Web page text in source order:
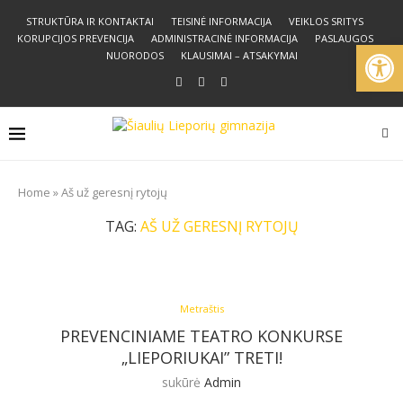
STRUKTŪRA IR KONTAKTAI TEISINĖ INFORMACIJA
VEIKLOS SRITYS
KORUPCIJOS PREVENCIJA
ADMINISTRACINĖ INFORMACIJA
PASLAUGOS
NUORODOS
KLAUSIMAI – ATSAKYMAI
Home »Aš už geresnį rytojų
TAG: AŠ UŽ GERESNĮ RYTOJŲ
Metraštis
PREVENCINIAME TEATRO KONKURSE
„LIEPORIUKAI” TRETI!
sukūrė Admin